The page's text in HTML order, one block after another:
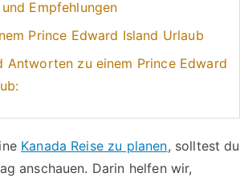
Empfehlungen
Prince Edward Island Urlaub
Antworten zu einem Prince Edward
Kanada Reise zu planen, solltest du
anschauen. Darin helfen wir,